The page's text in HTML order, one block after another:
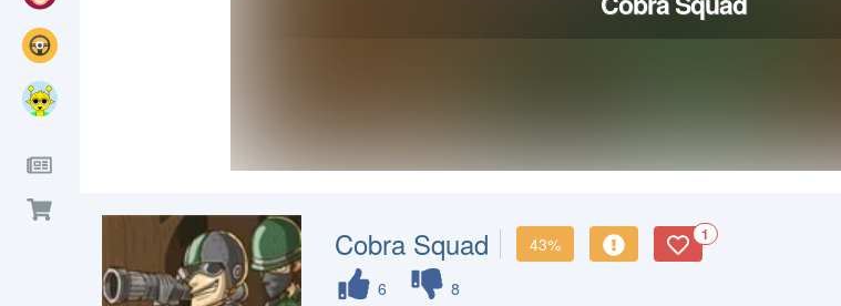
Cobra Squad 43% 1
6
8